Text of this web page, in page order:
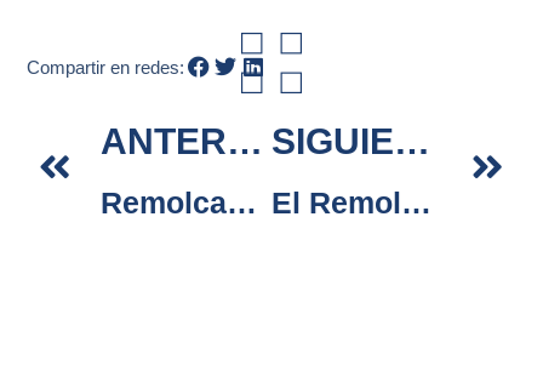
Compartir en redes:
Ant ANTERIOR
Remolcador TRHEINTA remolca al GALERNA LAU , SATO LEVANTE Y VOGUE JULIE
SIGUIENTE
El Remolcador TRHEINTAYUNO acude al volcán de La Palma